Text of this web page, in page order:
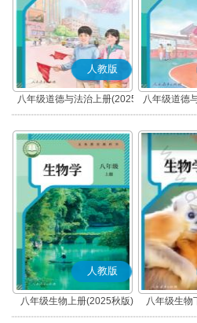
人教版
八年级道德与法治上册(2025
秋版)(部编版)
八年级道德
春版
人教版
八年级生物上册(2025秋版) 八年级生物